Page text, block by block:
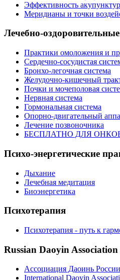
Эффективность
Меридианы и точки
Лечебно-
Практики омоложения и
Сердечно-сосудистая
Бронхо-легочная система
Желудочно-кишечный
Почки и мочеполовая
Нервная система
Гормональная система
Опорно-двигательный
Лечение позвоночника
БЕСПЛАТНО ДЛЯ
Психо-энергетические
Дыхание
Лечебная медитация
Биоэнергетика
Психотерапия
Психотерапия - путь к
Russian Daoyin Association
Ассоциация Даоинь России
International Daoyin